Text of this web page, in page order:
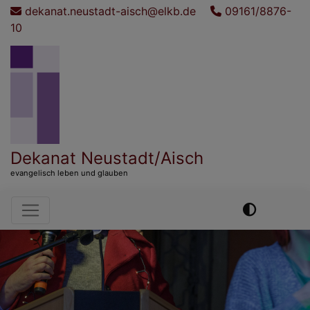
Direkt
zum
dekanat.neustadt-aisch@elkb.de
09161/8876-
10
Dekanat Neustadt/Aisch
evangelisch leben und glauben
Hauptnavigation